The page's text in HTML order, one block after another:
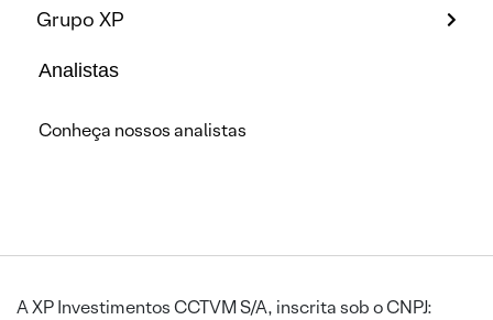
Grupo XP
Analistas
Conheça nossos analistas
A XP Investimentos CCTVM S/A, inscrita sob o CNPJ: